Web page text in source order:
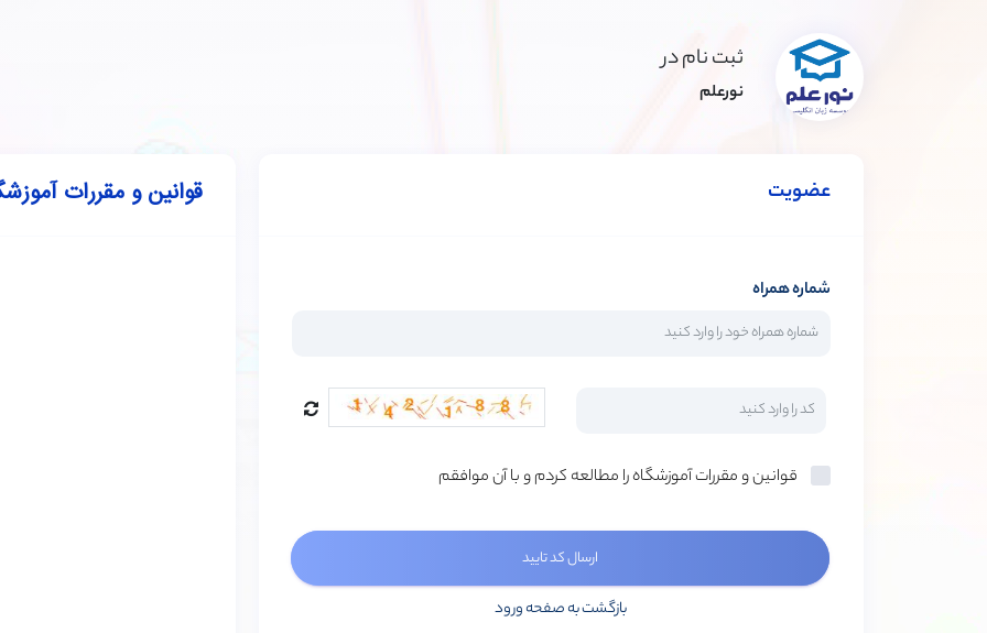
ثبت نام در
نورعلم
عضویت
شماره همراه
قوانین و مقررات آموزشگاه را مطالعه کردم و با آن موافقم
ارسال کد تایید
بازگشت به صفحه ورود
قوانین و مقررات